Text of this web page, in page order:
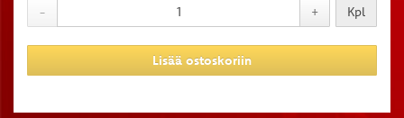
- + Kpl
Lisää ostoskoriin